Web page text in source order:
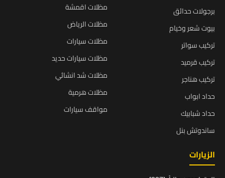
برجولات حدائق
بيوت شعر وخيام
تركيب سواتر
تركيب قرميد
تركيب هناجر
حداد ابواب
حداد شبابيك
ساندوتش بنل
مظلات اقمشة
مظلات الرياض
مظلات سيارات
مظلات سيارات حديد
مظلات شد انشائي
مظلات هرمية
مواقف سيارات
الزيارات